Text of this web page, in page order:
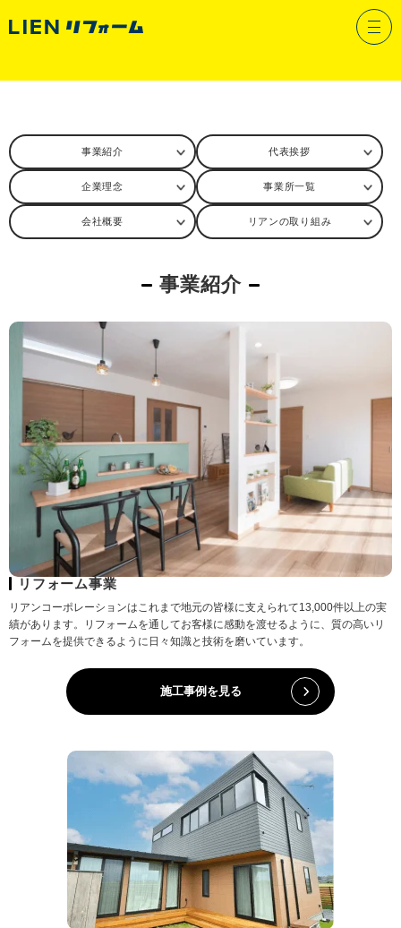
事業紹介 代表挨拶
企業理念 事業所一覧
会社概要 リアンの取り組み
事業紹介
リフォーム事業
リアンコーポレーションはこれまで地元の皆様に支えられて13,000件以上の実
績があります。リフォームを通してお客様に感動を渡せるように、質の高いリ
フォームを提供できるように日々知識と技術を磨いています。
施工事例を見る